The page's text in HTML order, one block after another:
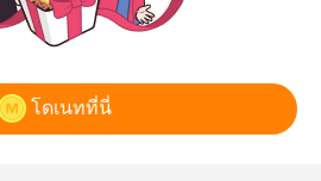
โดเนทที่นี่